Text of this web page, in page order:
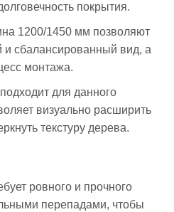
покрытия.
1200/1450 мм позволяют
и сбалансированный вид, а
монтажа.
для данного
визуально расширить
текстуру дерева.
ровного и прочного
перепадами, чтобы